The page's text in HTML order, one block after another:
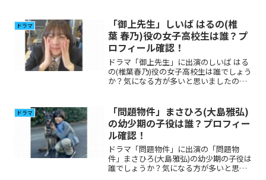
ドラマ
「御上先生」しいば はるの(椎
葉 春乃)役の女子高校生は誰？プ
ロフィール確認！
ドラマ「御上先生」に出演のしいば はる
の(椎葉春乃)役の女子高校生は誰でしょう
か？気になる方が多いと思いましたのプ
window.adsbygoogle || []...
ドラマ
「問題物件」まさひろ(大島雅弘)
の幼少期の子役は誰？プロフィー
ル確認！
ドラマ「問題物件」に出演の「問題物
件」まさひろ(大島雅弘)の幼少期の子役は
誰でしょうか？気になる方が多いと思い